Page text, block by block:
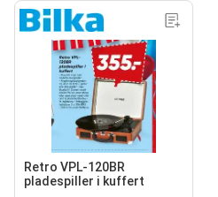
Retro VPL-120BR
pladespiller i kuffert